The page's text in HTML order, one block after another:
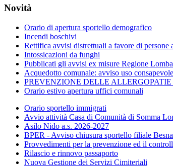
Novità
Orario di apertura sportello demografico
Incendi boschivi
Rettifica avvisi distrettuali a favore di persone
Intossicazioni da funghi
Pubblicati gli avvisi ex misure Regione
Acquedotto comunale: avviso uso
PREVENZIONE DELLE
Orario estivo apertura uffici comunali
Orario sportello immigrati
Avvio attività Casa di Comunità di Somma
Asilo Nido a.s. 2026-2027
BPER - Avviso chiusura sportello filiale
Provvedimenti per la prevenzione ed il
Rilascio e rinnovo passaporto
Nuova Gestione dei Servizi Cimiteriali